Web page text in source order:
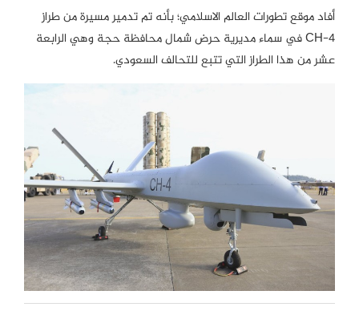
أفاد موقع تطورات العالم الاسلامي؛ بأنه تم تدمير مسيرة من طراز
CH-4 في سماء مديرية حرض شمال محافظة حجة وهي الرابعة
عشر من هذا الطراز التي تتبع للتحالف السعودي.